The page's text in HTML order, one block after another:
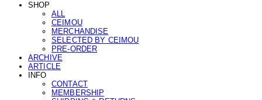
SHOP
ALL
CEIMOU
MERCHANDISE
SELECTED BY CEIMOU
PRE-ORDER
ARCHIVE
ARTICLE
INFO
CONTACT
MEMBERSHIP